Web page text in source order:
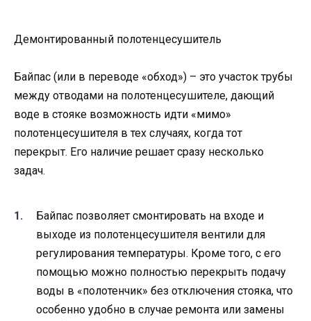
Демонтированный полотенцесушитель
Байпас (или в переводе «обход») – это участок трубы
между отводами на полотенцесушителе, дающий
воде в стояке возможность идти «мимо»
полотенцесушителя в тех случаях, когда тот
перекрыт. Его наличие решает сразу несколько
задач.
Байпас позволяет смонтировать на входе и
выходе из полотенцесушителя вентили для
регулирования температуры. Кроме того, с его
помощью можно полностью перекрыть подачу
воды в «полотенчик» без отключения стояка, что
особенно удобно в случае ремонта или замены